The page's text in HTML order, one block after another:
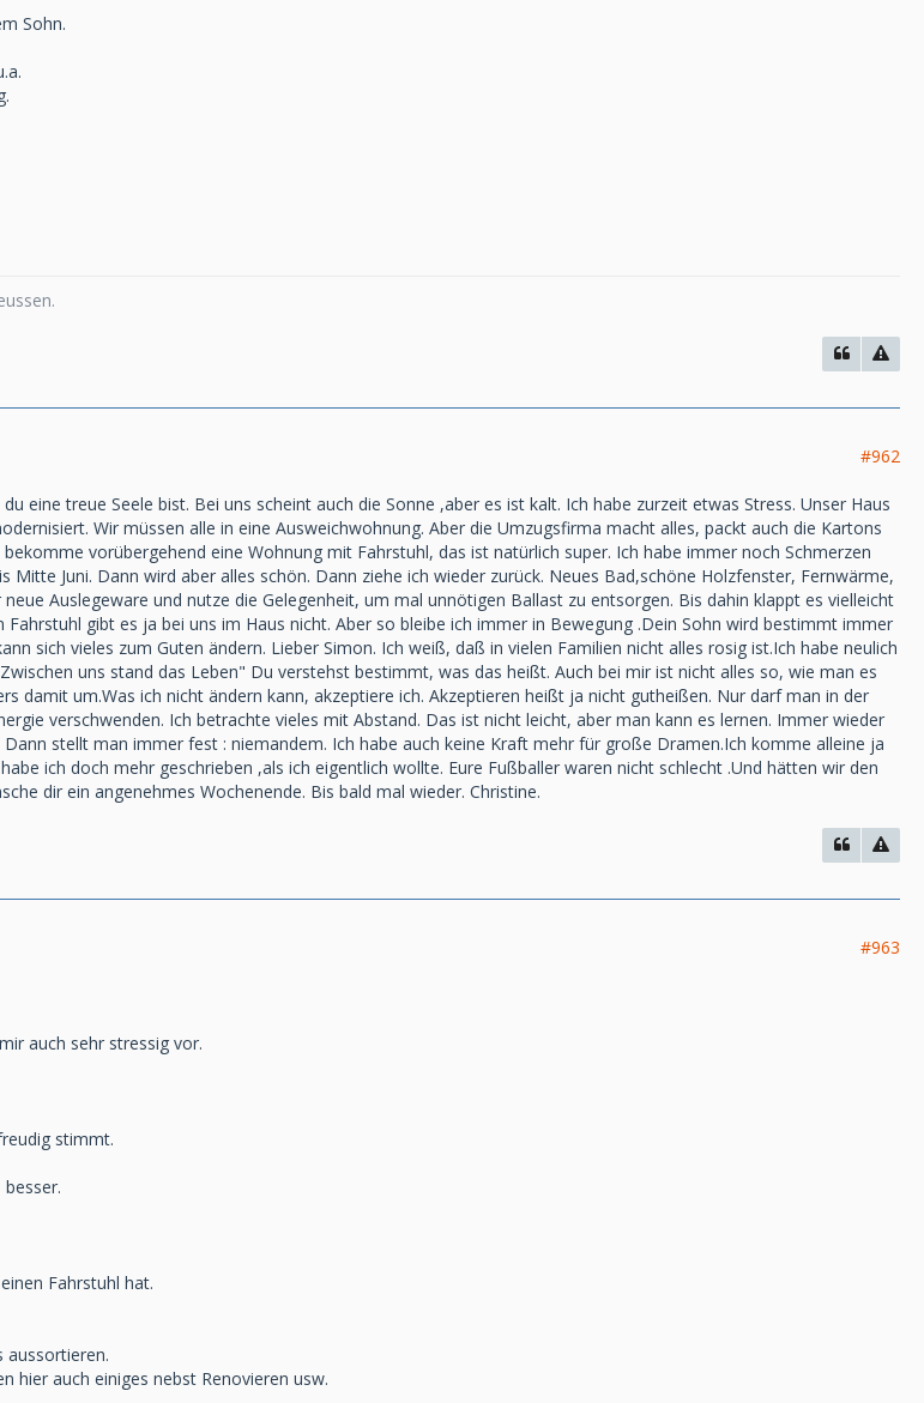
Sohn.
#962
eine treue Seele bist. Bei uns scheint auch die Sonne ,aber es ist kalt. Ich habe zurzeit etwas Stress. Unser Haus
Wir müssen alle in eine Ausweichwohnung. Aber die Umzugsfirma macht alles, packt auch die Kartons
vorübergehend eine Wohnung mit Fahrstuhl, das ist natürlich super. Ich habe immer noch Schmerzen
Mitte Juni. Dann wird aber alles schön. Dann ziehe ich wieder zurück. Neues Bad,schöne Holzfenster, Fernwärme,
Auslegeware und nutze die Gelegenheit, um mal unnötigen Ballast zu entsorgen. Bis dahin klappt es vielleicht
gibt es ja bei uns im Haus nicht. Aber so bleibe ich immer in Bewegung .Dein Sohn wird bestimmt immer
sich vieles zum Guten ändern. Lieber Simon. Ich weiß, daß in vielen Familien nicht alles rosig ist.Ich habe neulich
uns stand das Leben" Du verstehst bestimmt, was das heißt. Auch bei mir ist nicht alles so, wie man es
damit um.Was ich nicht ändern kann, akzeptiere ich. Akzeptieren heißt ja nicht gutheißen. Nur darf man in der
verschwenden. Ich betrachte vieles mit Abstand. Das ist nicht leicht, aber man kann es lernen. Immer wieder
stellt man immer fest : niemandem. Ich habe auch keine Kraft mehr für große Dramen.Ich komme alleine ja
ich doch mehr geschrieben ,als ich eigentlich wollte. Eure Fußballer waren nicht schlecht .Und hätten wir den
dir ein angenehmes Wochenende. Bis bald mal wieder. Christine.
#963
auch sehr stressig vor.
stimmt.
Fahrstuhl hat.
aussortieren.
hier auch einiges nebst Renovieren usw.